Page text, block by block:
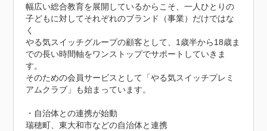
幅広い総合教育を展開しているからこそ、一人ひとりの
子どもに対してそれぞれのブランド（事業）だけではな
く
やる気スイッチグループの顧客として、1歳半から18歳ま
での長い時間軸をワンストップでサポートしていきま
す。
そのための会員サービスとして「やる気スイッチプレミ
アムクラブ」も始まっています。
・自治体との連携が始動
瑞穂町、東大和市などの自治体と連携